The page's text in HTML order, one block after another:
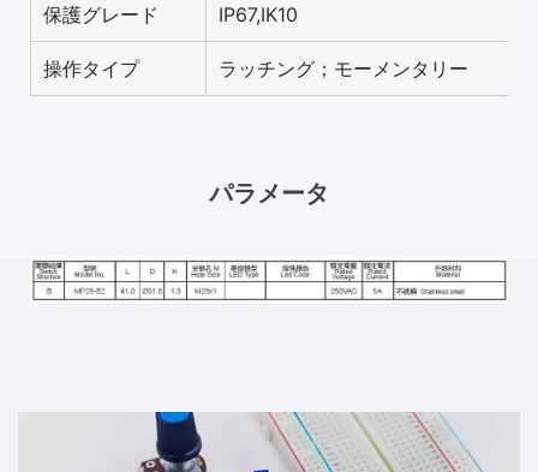
保護グレード IP67,IK10
操作タイプ ラッチング；モーメンタリー
パラメータ